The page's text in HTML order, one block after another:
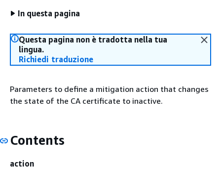
In questa pagina
Questa pagina non è tradotta nella tua
lingua.
Richiedi traduzione
Parameters to define a mitigation action that changes
the state of the CA certificate to inactive.
Contents
action